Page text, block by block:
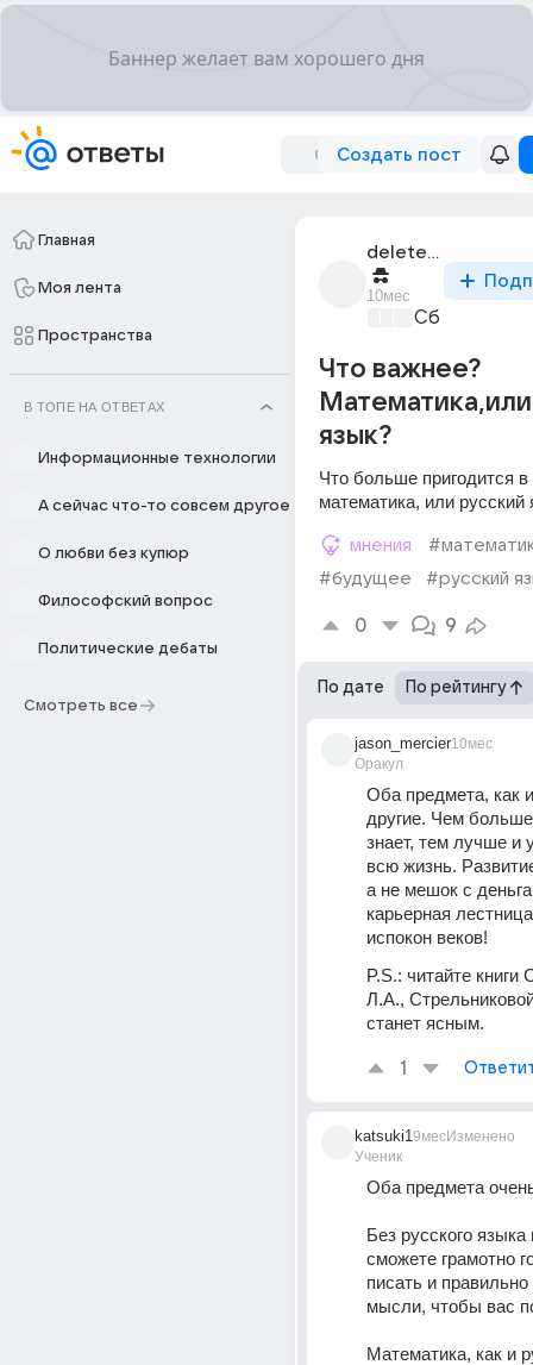
Создать пост
Главная
Моя лента
Пространства
В ТОПЕ НА ОТВЕТАХ
Информационные технологии
А сейчас что-то совсем другое
О любви без купюр
Философский вопрос
Политические дебаты
Смотреть все
deleted_342708391_
10мес
Сборная
Что важнее?
язык?
Что больше пригодится
математика, или
мнения
#будущее
#русский
0 9
По дате По рейтингу
jason_mercier
Оракул
10мес
Оба предмета, как
другие. Чем
знает, тем лучше и
всю жизнь.
а не мешок с
карьерная
испокон веков!
P.S.: читайте книги
Л.А.,
станет ясным.
1
katsuki1
Ученик
9месИзменено
Оба предмета
Без русского
сможете грамотно
писать и правильно
мысли, чтобы вас
Математика, как и